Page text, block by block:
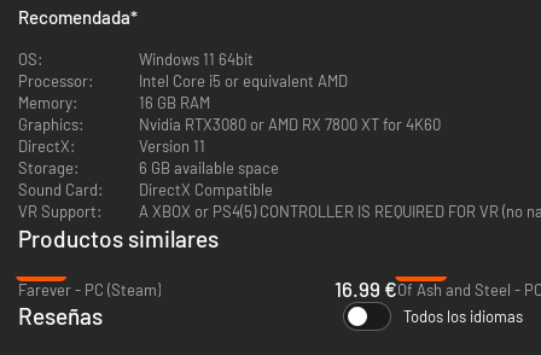
FACCIONES RIVALES
Alístate y ayuda a tu facción. Haz frente a misiones que podrían cambiar
tu destino y el de tus camaradas.
MÚLTIPLES CAMPAÑAS
Experimenta la vida de un jinete de halcón desde diferentes perspectivas.
MEJORA TU MONTURA
CON VOZ
Recomendada*
OS:
Windows 11 64bit
Processor:
Intel Core i5 or equivalent AMD
Memory:
16 GB RAM
Graphics:
Nvidia RTX3080 or AMD RX 7800 XT for 4K60
DirectX:
Version 11
Storage:
6 GB available space
Sound Card:
DirectX Compatible
VR Support:
A XBOX or
Productos similares
Farever - PC (Steam)
16.99 €Of Ash and Steel -
Reseñas Todos los idiomas